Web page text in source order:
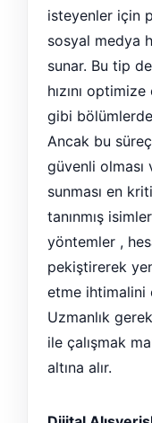
isteyenler için
sosyal medya
sunar. Bu tip
hızını
gibi bölümlerde
Ancak bu
güvenli
sunması en
tanınmış
yöntemler ,
pekiştirerek
etme ihtimalini
Uzmanlık
ile çalışmak
altına alır.